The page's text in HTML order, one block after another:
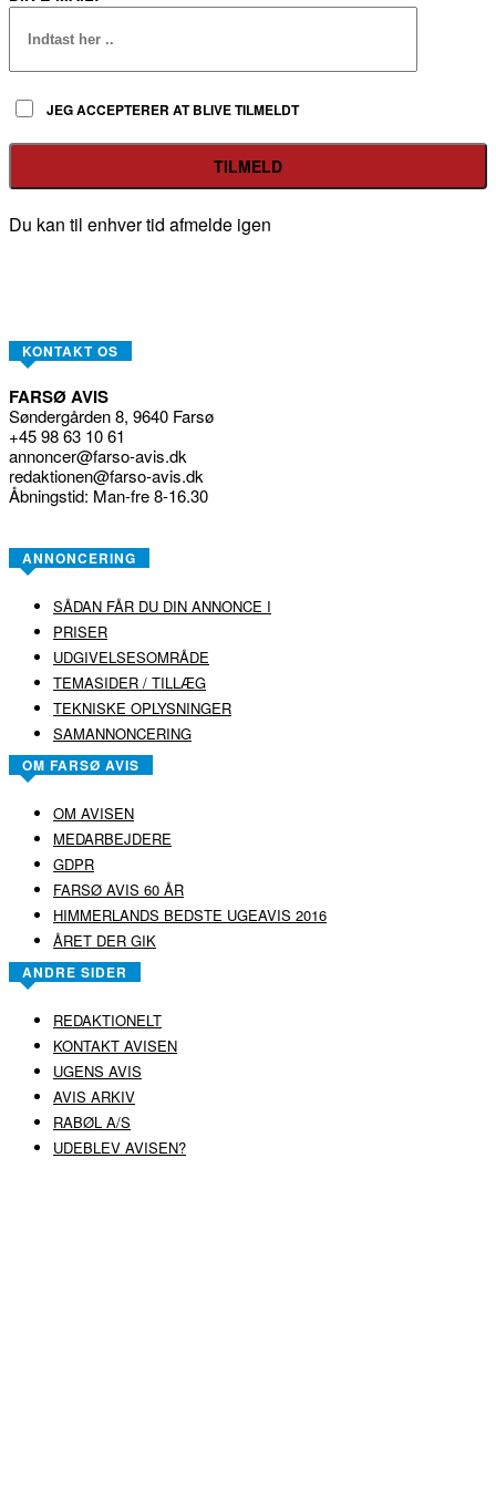
JEG ACCEPTERER AT BLIVE TILMELDT
Du kan til enhver tid afmelde igen
KONTAKT OS
FARSØ AVIS
Søndergården 8, 9640 Farsø
+45 98 63 10 61
annoncer@farso-avis.dk
redaktionen@farso-avis.dk
Åbningstid: Man-fre 8-16.30
ANNONCERING
SÅDAN FÅR DU DIN ANNONCE I
PRISER
UDGIVELSESOMRÅDE
TEMASIDER / TILLÆG
TEKNISKE OPLYSNINGER
SAMANNONCERING
OM FARSØ AVIS
OM AVISEN
MEDARBEJDERE
GDPR
FARSØ AVIS 60 ÅR
HIMMERLANDS BEDSTE UGEAVIS 2016
ÅRET DER GIK
ANDRE SIDER
REDAKTIONELT
KONTAKT AVISEN
UGENS AVIS
AVIS ARKIV
RABØL A/S
UDEBLEV AVISEN?